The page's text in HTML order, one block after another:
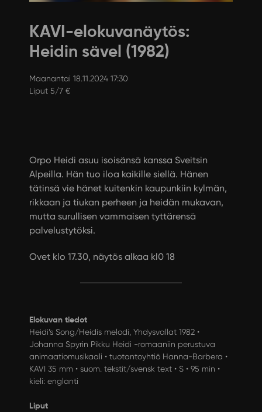
KAVI-elokuvanäytös:
Heidin sävel (1982)
Maanantai 18.11.2024 17:30
Liput 5/7 €
Orpo Heidi asuu isoisänsä kanssa Sveitsin
Alpeilla. Hän tuo iloa kaikille siellä. Hänen
tätinsä vie hänet kuitenkin kaupunkiin kylmän,
rikkaan ja tiukan perheen ja heidän mukavan,
mutta surullisen vammaisen tyttärensä
palvelustytöksi.
Ovet klo 17.30, näytös alkaa kl0 18
Elokuvan tiedot
Heidi’s Song/Heidis melodi, Yhdysvallat 1982 •
Johanna Spyrin Pikku Heidi -romaaniin perustuva
animaatiomusikaali • tuotantoyhtiö Hanna-Barbera •
KAVI 35 mm • suom. tekstit/svensk text • S • 95 min •
kieli: englanti
Liput